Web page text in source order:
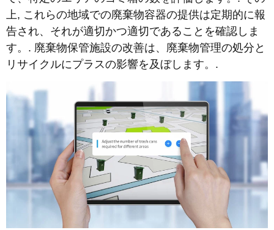
上, これらの地域での廃棄物容器の提供は定期的に報
告され、それが適切かつ適切であることを確認しま
す。. 廃棄物保管施設の改善は、廃棄物管理の処分と
リサイクルにプラスの影響を及ぼします。.